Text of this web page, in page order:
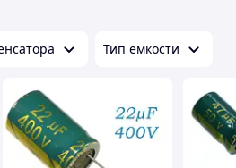
Тип емкости